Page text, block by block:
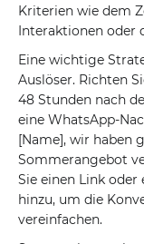
Kriterien wie dem
Interaktionen oder
Eine wichtige
Auslöser. Richten
48 Stunden nach
eine WhatsApp-
[Name], wir haben
Sommerangebot
Sie einen Link
hinzu, um die
vereinfachen.